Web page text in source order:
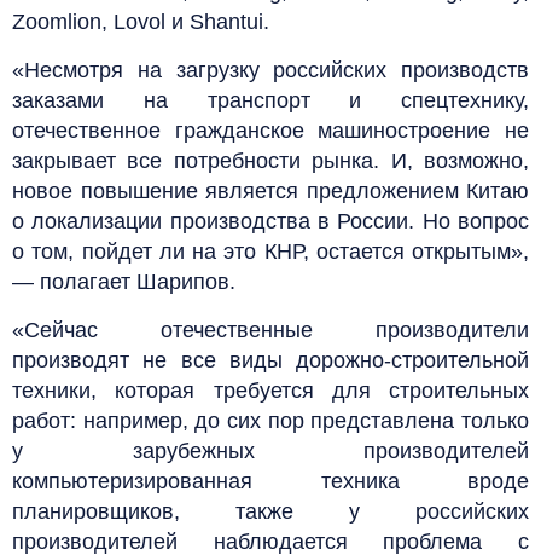
Zoomlion, Lovol и Shantui.
«Несмотря на загрузку российских производств
заказами на транспорт и спецтехнику,
отечественное гражданское машиностроение не
закрывает все потребности рынка. И, возможно,
новое повышение является предложением Китаю
о локализации производства в России. Но вопрос
о том, пойдет ли на это КНР, остается открытым»,
— полагает Шарипов.
«Сейчас отечественные производители
производят не все виды дорожно-строительной
техники, которая требуется для строительных
работ: например, до сих пор представлена только
у зарубежных производителей
компьютеризированная техника вроде
планировщиков, также у российских
производителей наблюдается проблема с